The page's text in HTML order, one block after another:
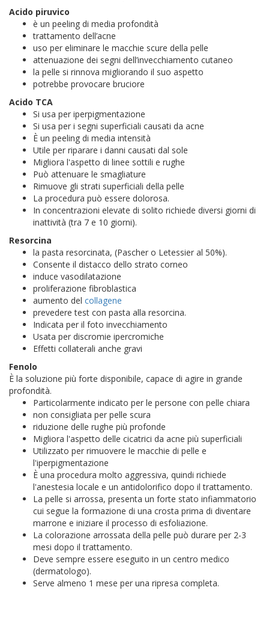
Acido piruvico
è un peeling di media profondità
trattamento dell’acne
uso per eliminare le macchie scure della pelle
attenuazione dei segni dell’invecchiamento cutaneo
la pelle si rinnova migliorando il suo aspetto
potrebbe provocare bruciore
Acido TCA
Si usa per iperpigmentazione
Si usa per i segni superficiali causati da acne
È un peeling di media intensità
Utile per riparare i danni causati dal sole
Migliora l'aspetto di linee sottili e rughe
Può attenuare le smagliature
Rimuove gli strati superficiali della pelle
La procedura può essere dolorosa.
In concentrazioni elevate di solito richiede diversi giorni di
inattività (tra 7 e 10 giorni).
Resorcina
la pasta resorcinata, (Pascher o Letessier al 50%).
Consente il distacco dello strato corneo
induce vasodilatazione
proliferazione fibroblastica
aumento del collagene
prevedere test con pasta alla resorcina.
Indicata per il foto invecchiamento
Usata per discromie ipercromiche
Effetti collaterali anche gravi
Fenolo
È la soluzione più forte disponibile, capace di agire in grande
profondità.
Particolarmente indicato per le persone con pelle chiara
non consigliata per pelle scura
riduzione delle rughe più profonde
Migliora l'aspetto delle cicatrici da acne più superficiali
Utilizzato per rimuovere le macchie di pelle e
l'iperpigmentazione
È una procedura molto aggressiva, quindi richiede
l'anestesia locale e un antidolorifico dopo il trattamento.
La pelle si arrossa, presenta un forte stato infiammatorio
cui segue la formazione di una crosta prima di diventare
marrone e iniziare il processo di esfoliazione.
La colorazione arrossata della pelle può durare per 2-3
mesi dopo il trattamento.
Deve sempre essere eseguito in un centro medico
(dermatologo).
Serve almeno 1 mese per una ripresa completa.